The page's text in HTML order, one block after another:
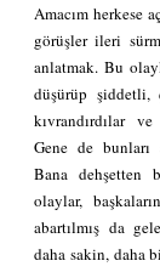
Amacım herkese
görüşler ileri
anlatmak. Bu
düşürüp şiddetli,
kıvrandırdılar
Gene de bunları
Bana dehşetten
olaylar,
abartılmış da
daha sakin, daha